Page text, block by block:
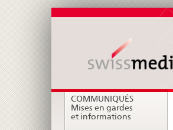
Navigation
COMMUNIQUÉS
Mises en gardes
et informations